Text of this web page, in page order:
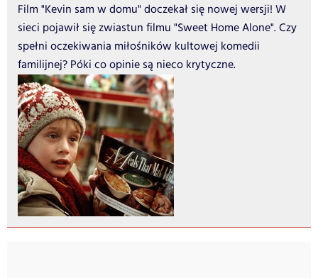
Film "Kevin sam w domu" doczekał się nowej wersji! W
sieci pojawił się zwiastun filmu "Sweet Home Alone". Czy
spełni oczekiwania miłośników kultowej komedii
familijnej? Póki co opinie są nieco krytyczne.